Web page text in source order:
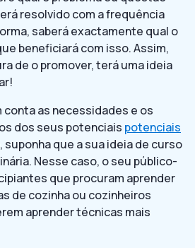
resolvido com a frequência
saberá exactamente qual o
beneficiará com isso. Assim,
de o promover, terá uma ideia
conta as necessidades e os
dos seus potenciais potenciais
suponha que a sua ideia de curso
Nesse caso, o seu público-
que procuram aprender
de cozinha ou cozinheiros
aprender técnicas mais